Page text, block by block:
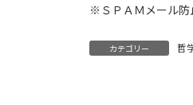
※ＳＰＡＭメール防
カテゴリー 哲